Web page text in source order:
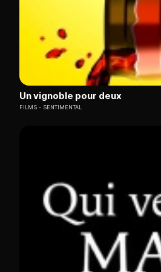
Un vignoble pour deux
FILMS SENTIMENTAL